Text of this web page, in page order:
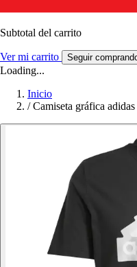
Subtotal del carrito
Ver mi carrito Seguir
Loading...
Inicio
/ Camiseta gráfica